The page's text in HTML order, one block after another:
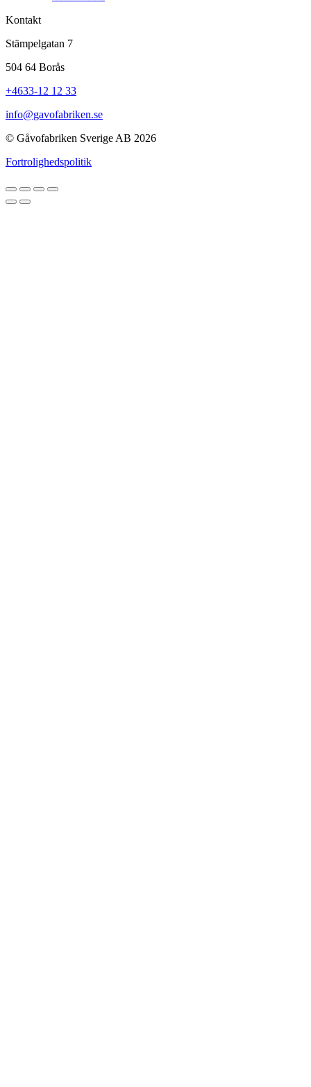
Kontakt
Stämpelgatan 7
504 64 Borås
+4633-12 12 33
info@gavofabriken.se
© Gåvofabriken Sverige AB 2026
Fortrolighedspolitik